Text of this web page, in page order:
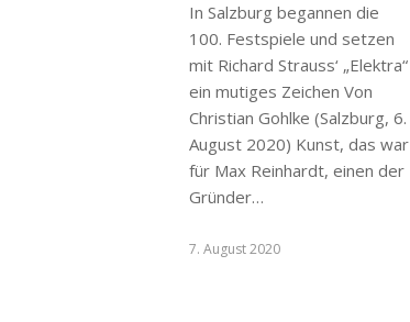
In Salzburg begannen die
100. Festspiele und setzen
mit Richard Strauss‘ „Elektra“
ein mutiges Zeichen Von
Christian Gohlke (Salzburg, 6.
August 2020) Kunst, das war
für Max Reinhardt, einen der
Gründer…
7. August 2020